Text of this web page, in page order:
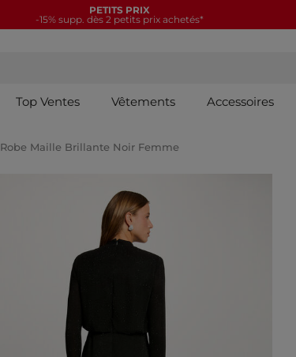
PETITS PRIX
-15% supp. dès 2 petits prix achetés*
Top Ventes Vêtements Accessoires
Robe Maille Brillante Noir Femme